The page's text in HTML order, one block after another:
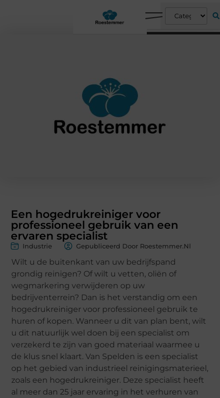
Een hogedrukreiniger voor
professioneel gebruik van een
ervaren specialist
Industrie Gepubliceerd Door Roestemmer.nl
Wilt u de buitenkant van uw bedrijfspand
grondig reinigen? Of wilt u vetten, oliën of
wegmarkering verwijderen op uw
bedrijventerrein? Dan is het verstandig om een
hogedrukreiniger voor professioneel gebruik te
huren of kopen. Wanneer u dit van plan bent, wilt
u dit natuurlijk wel doen bij een specialist om
verzekerd te zijn van goed materiaal waarmee u
de klus snel klaart. Van Spelden is een specialist
op het gebied van industrieel reinigingsmaterieel,
zoals een hogedrukreiniger. Deze specialist heeft
al meer dan 25 jaar ervaring in het verhuren van